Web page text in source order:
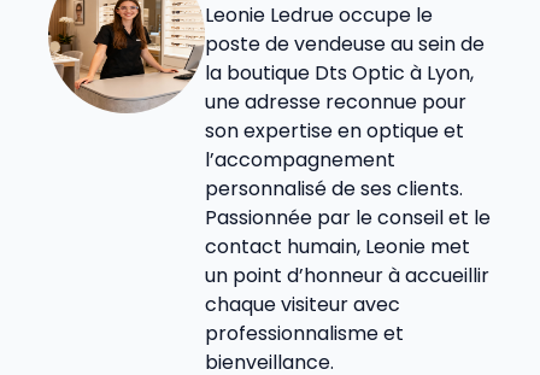
Leonie Ledrue occupe le
poste de vendeuse au sein de
la boutique Dts Optic à Lyon,
une adresse reconnue pour
son expertise en optique et
l’accompagnement
personnalisé de ses clients.
Passionnée par le conseil et le
contact humain, Leonie met
un point d’honneur à accueillir
chaque visiteur avec
professionnalisme et
bienveillance.